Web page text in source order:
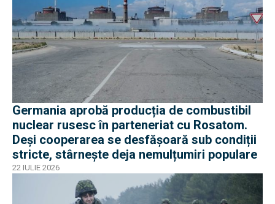
Germania aprobă producția de combustibil
nuclear rusesc în parteneriat cu Rosatom.
Deși cooperarea se desfășoară sub condiții
stricte, stârnește deja nemulțumiri populare
22 IULIE 2026